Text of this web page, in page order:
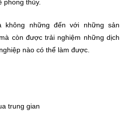
phong thủy.
không những đến với những sản
còn được trải nghiệm những dịch
nào có thể làm được.
trung gian